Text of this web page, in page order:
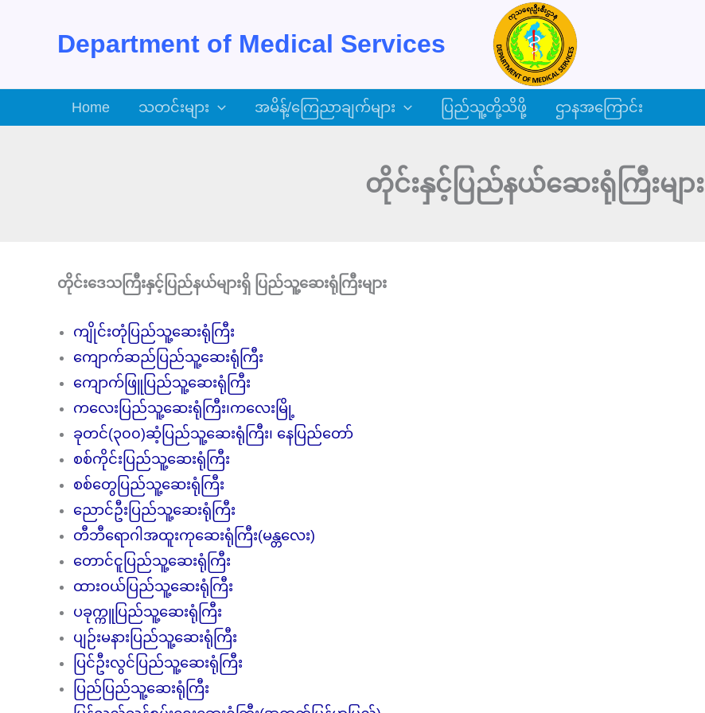
Department of Medical Services
Home သတင်းများ အမိန့်/ကြေညာချက်များ ပြည်သူ့တို့သိဖို့ ဌာနအကြောင်း
တိုင်းနှင့်ပြည်နယ်ဆေးရုံကြီးများ
တိုင်းဒေသကြီးနှင့်ပြည်နယ်များရှိ ပြည်သူ့ဆေးရုံကြီးများ
ကျိုင်းတုံပြည်သူ့ဆေးရုံကြီး
ကျောက်ဆည်ပြည်သူ့ဆေးရုံကြီး
ကျောက်ဖြူပြည်သူ့ဆေးရုံကြီး
ကလေးပြည်သူ့ဆေးရုံကြီး၊ကလေးမြို့
ခုတင်(၃၀၀)ဆံ့ပြည်သူ့ဆေးရုံကြီး၊ နေပြည်တော်
စစ်ကိုင်းပြည်သူ့ဆေးရုံကြီး
စစ်တွေပြည်သူ့ဆေးရုံကြီး
ညောင်ဦးပြည်သူ့ဆေးရုံကြီး
တီဘီရောဂါအထူးကုဆေးရုံကြီး(မန္တလေး)
တောင်ငူပြည်သူ့ဆေးရုံကြီး
ထားဝယ်ပြည်သူ့ဆေးရုံကြီး
ပခုက္ကူပြည်သူ့ဆေးရုံကြီး
ပျဉ်းမနားပြည်သူ့ဆေးရုံကြီး
ပြင်ဦးလွင်ပြည်သူ့ဆေးရုံကြီး
ပြည်ပြည်သူ့ဆေးရုံကြီး